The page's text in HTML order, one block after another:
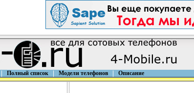
Полный список Модели телефонов Описание